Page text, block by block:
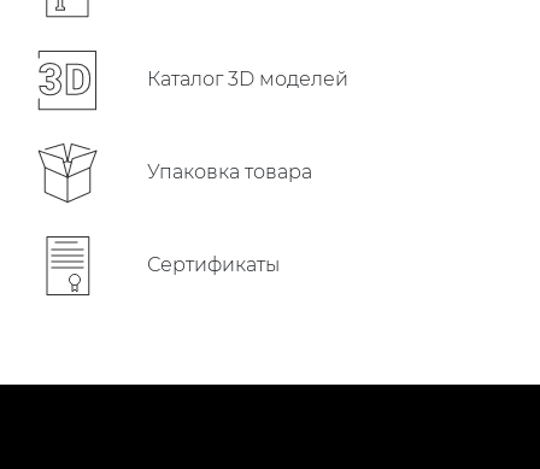
Каталог 3D моделей
Упаковка товара
Сертификаты